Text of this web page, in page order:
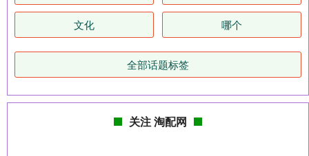
文化 哪个
全部话题标签
关注 淘配网